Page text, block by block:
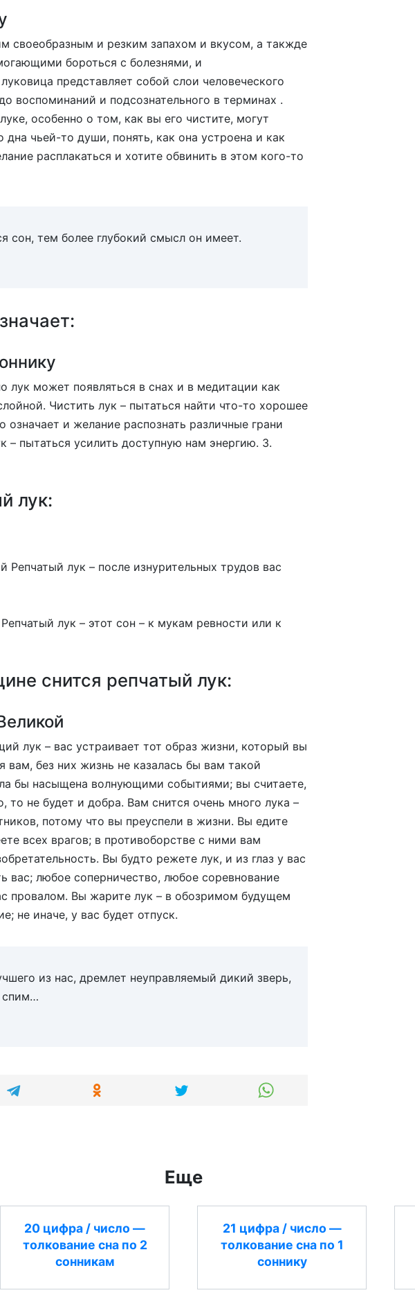
своеобразным и резким запахом и вкусом, а такжде
бороться с болезнями, и
представляет собой слои человеческого
воспоминаний и подсознательного в терминах .
особенно о том, как вы его чистите, могут
дна чьей-то души, понять, как она устроена и как
расплакаться и хотите обвинить в этом кого-то
сон, тем более глубокий смысл он имеет.
лук может появляться в снах и в медитации как
Чистить лук – пытаться найти что-то хорошее
и желание распознать различные грани
– пытаться усилить доступную нам энергию. 3.
лук:
лук – после изнурительных трудов вас
лук – этот сон – к мукам ревности или к
снится репчатый лук:
лук – вас устраивает тот образ жизни, который вы
вам, без них жизнь не казалась бы вам такой
бы насыщена волнующими событиями; вы считаете,
то не будет и добра. Вам снится очень много лука –
потому что вы преуспели в жизни. Вы едите
всех врагов; в противоборстве с ними вам
Вы будто режете лук, и из глаз у вас
вас; любое соперничество, любое соревнование
провалом. Вы жарите лук – в обозримом будущем
не иначе, у вас будет отпуск.
из нас, дремлет неуправляемый дикий зверь,
спим…
Еще
20 цифра / число —
толкование сна по 2
сонникам
21 цифра / число —
толкование сна по 1
соннику